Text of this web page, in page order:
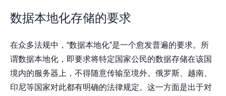
数据本地化存储的要求
在众多法规中，“数据本地化”是一个愈发普遍的要求。所
谓数据本地化，即要求将特定国家公民的数据存储在该国
境内的服务器上，不得随意传输至境外。俄罗斯、越南、
印尼等国家对此都有明确的法律规定。这一方面是出于对